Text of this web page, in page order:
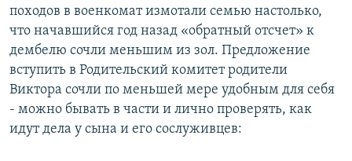
походов в военкомат измотали семью настолько,
что начавшийся год назад «обратный отсчет» к
дембелю сочли меньшим из зол. Предложение
вступить в Родительский комитет родители
Виктора сочли по меньшей мере удобным для себя
- можно бывать в части и лично проверять, как
идут дела у сына и его сослуживцев: